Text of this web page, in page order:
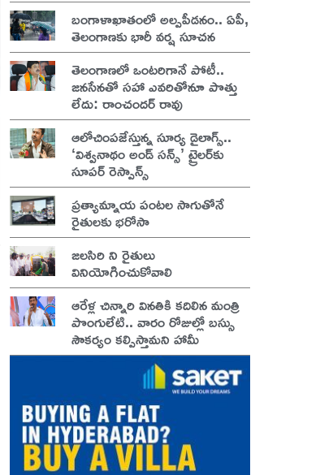
బంగాళాఖాతంలో అల్పపీడనం.. ఏపీ,
తెలంగాణకు భారీ వర్ష సూచన
తెలంగాణలో ఒంటరిగానే పోటీ..
జనసేనతో సహా ఎవరితోనూ పొత్తు
లేదు: రాంచందర్ రావు
ఆలోచింపజేస్తున్న సూర్య డైలాగ్స్..
‘విశ్వనాథం అండ్ సన్స్’ ట్రైలర్‌కు
సూపర్ రెస్పాన్స్
ప్రత్యామ్నాయ పంటల సాగుతోనే
రైతులకు భరోసా
జలసిరి ని రైతులు
వినియోగించుకోవాలి
ఆరేళ్ల చిన్నారి వినతికి కదిలిన మంత్రి
పొంగులేటి.. వారం రోజుల్లో బస్సు
సౌకర్యం కల్పిస్తామని హామీ